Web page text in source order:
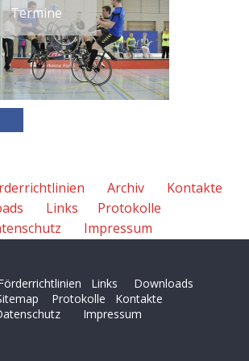
Termine
Archiv
Kontakte
Links
Protokolle
Impressum
Links
Downloads
Protokolle
Kontakte
Impressum